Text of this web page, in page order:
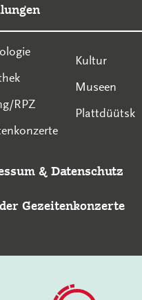
RPZ
Kultur
Museen
Plattdüütsk
& Datenschutz
Gezeitenkonzerte